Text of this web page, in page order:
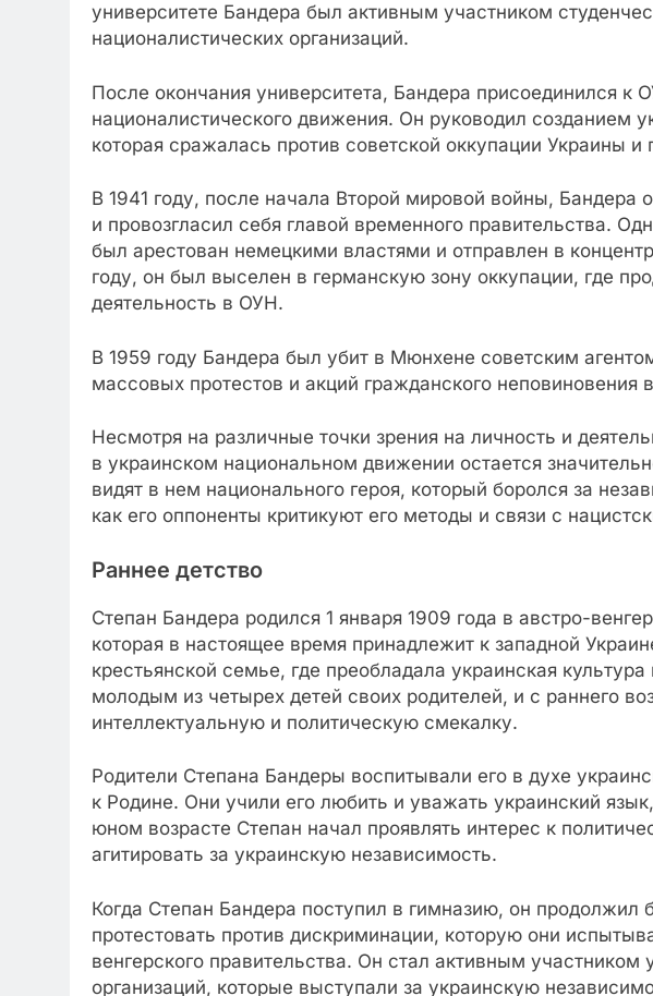
университете Бандера был активным участником
националистических организаций.
После окончания университета, Бандера присоединился к
националистического движения. Он руководил созданием
которая сражалась против советской оккупации Украины и
В 1941 году, после начала Второй мировой войны, Бандера
и провозгласил себя главой временного правительства.
был арестован немецкими властями и отправлен в
году, он был выселен в германскую зону оккупации, где
деятельность в ОУН.
В 1959 году Бандера был убит в Мюнхене советским
массовых протестов и акций гражданского неповиновения
Несмотря на различные точки зрения на личность и
в украинском национальном движении остается
видят в нем национального героя, который боролся за
как его оппоненты критикуют его методы и связи с
Раннее детство
Степан Бандера родился 1 января 1909 года в австро-
которая в настоящее время принадлежит к западной
крестьянской семье, где преобладала украинская
молодым из четырех детей своих родителей, и с раннего
интеллектуальную и политическую смекалку.
Родители Степана Бандеры воспитывали его в духе
к Родине. Они учили его любить и уважать украинский
юном возрасте Степан начал проявлять интерес к
агитировать за украинскую независимость.
Когда Степан Бандера поступил в гимназию, он продолжил
протестовать против дискриминации, которую они
венгерского правительства. Он стал активным
организаций, которые выступали за украинскую